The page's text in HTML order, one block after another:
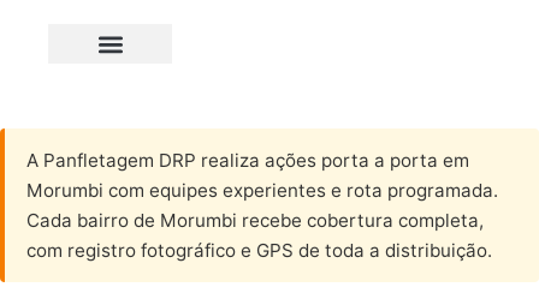
A Panfletagem DRP realiza ações porta a porta em
Morumbi com equipes experientes e rota programada.
Cada bairro de Morumbi recebe cobertura completa,
com registro fotográfico e GPS de toda a distribuição.